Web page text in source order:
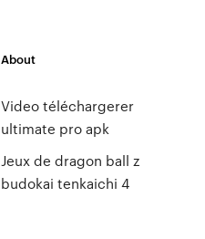
About
Video téléchargerer
ultimate pro apk
Jeux de dragon ball z
budokai tenkaichi 4